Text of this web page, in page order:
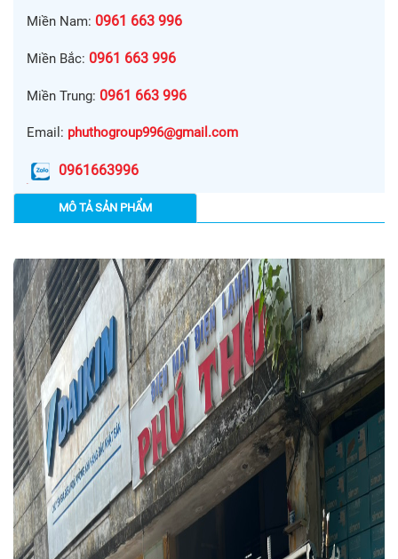
Miền Nam: 0961 663 996
Miền Bắc: 0961 663 996
Miền Trung: 0961 663 996
Email: phuthogroup996@gmail.com
0961663996
MÔ TẢ SẢN PHẨM